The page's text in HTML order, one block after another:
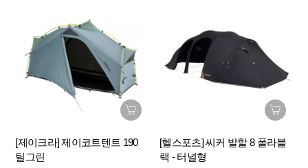
[제이크라] 제이코트텐트 190
틸그린
[헬스포츠] 씨커 발할 8 폴라블
랙 - 터널형